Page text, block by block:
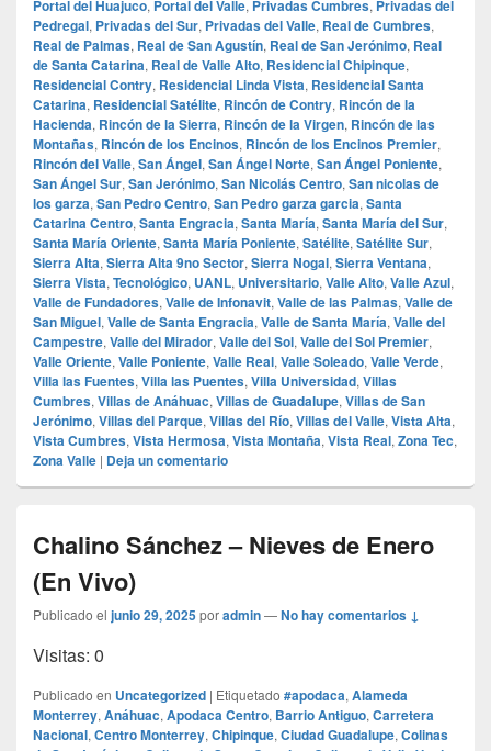
Portal del Huajuco, Portal del Valle, Privadas Cumbres, Privadas del
Pedregal, Privadas del Sur, Privadas del Valle, Real de Cumbres,
Real de Palmas, Real de San Agustín, Real de San Jerónimo, Real
de Santa Catarina, Real de Valle Alto, Residencial Chipinque,
Residencial Contry, Residencial Linda Vista, Residencial Santa
Catarina, Residencial Satélite, Rincón de Contry, Rincón de la
Hacienda, Rincón de la Sierra, Rincón de la Virgen, Rincón de las
Montañas, Rincón de los Encinos, Rincón de los Encinos Premier,
Rincón del Valle, San Ángel, San Ángel Norte, San Ángel Poniente,
San Ángel Sur, San Jerónimo, San Nicolás Centro, San nicolas de
los garza, San Pedro Centro, San Pedro garza garcia, Santa
Catarina Centro, Santa Engracia, Santa María, Santa María del Sur,
Santa María Oriente, Santa María Poniente, Satélite, Satélite Sur,
Sierra Alta, Sierra Alta 9no Sector, Sierra Nogal, Sierra Ventana,
Sierra Vista, Tecnológico, UANL, Universitario, Valle Alto, Valle Azul,
Valle de Fundadores, Valle de Infonavit, Valle de las Palmas, Valle de
San Miguel, Valle de Santa Engracia, Valle de Santa María, Valle del
Campestre, Valle del Mirador, Valle del Sol, Valle del Sol Premier,
Valle Oriente, Valle Poniente, Valle Real, Valle Soleado, Valle Verde,
Villa las Fuentes, Villa las Puentes, Villa Universidad, Villas
Cumbres, Villas de Anáhuac, Villas de Guadalupe, Villas de San
Jerónimo, Villas del Parque, Villas del Río, Villas del Valle, Vista Alta,
Vista Cumbres, Vista Hermosa, Vista Montaña, Vista Real, Zona Tec,
Zona Valle | Deja un comentario
Chalino Sánchez – Nieves de Enero
(En Vivo)
Publicado el junio 29, 2025poradmin—No hay comentarios ↓
Visitas: 0
Publicado en Uncategorized | Etiquetado #apodaca, Alameda
Monterrey, Anáhuac, Apodaca Centro, Barrio Antiguo, Carretera
Nacional, Centro Monterrey, Chipinque, Ciudad Guadalupe, Colinas